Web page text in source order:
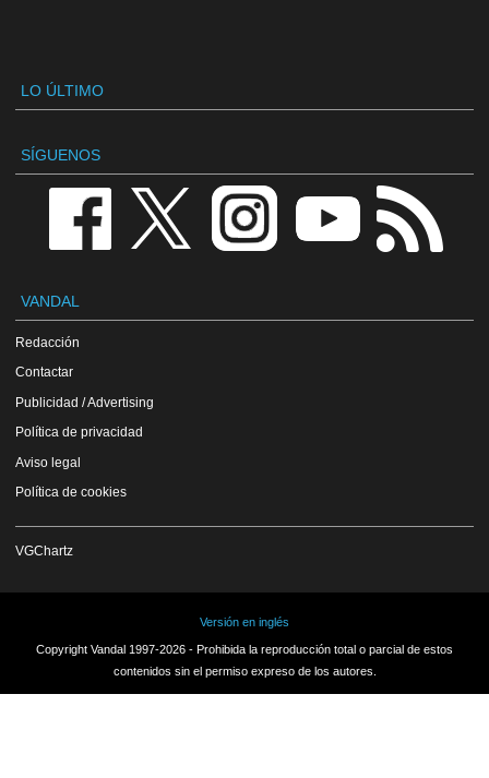
LO ÚLTIMO
SÍGUENOS
VANDAL
Redacción
Contactar
Publicidad / Advertising
Política de privacidad
Aviso legal
Política de cookies
VGChartz
Versión en inglés
Copyright Vandal 1997-2026 - Prohibida la reproducción total o parcial de estos
contenidos sin el permiso expreso de los autores.